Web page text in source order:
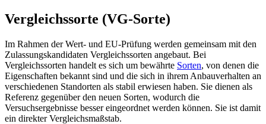
Vergleichssorte (VG-Sorte)
Im Rahmen der Wert- und EU-Prüfung werden gemeinsam mit den
Zulassungskandidaten Vergleichssorten angebaut. Bei
Vergleichssorten handelt es sich um bewährte Sorten, von denen die
Eigenschaften bekannt sind und die sich in ihrem Anbauverhalten an
verschiedenen Standorten als stabil erwiesen haben. Sie dienen als
Referenz gegenüber den neuen Sorten, wodurch die
Versuchsergebnisse besser eingeordnet werden können. Sie ist damit
ein direkter Vergleichsmaßstab.